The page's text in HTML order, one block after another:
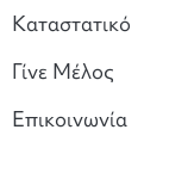
Καταστατικό
Γίνε Μέλος
Επικοινωνία